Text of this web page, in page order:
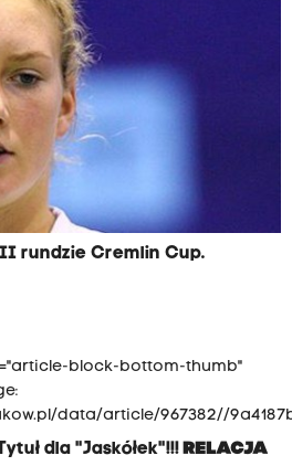
rundzie Cremlin Cup.
block-bottom-thumb"
data/article/967382//
dla "Jaskółek"!!! RELACJA